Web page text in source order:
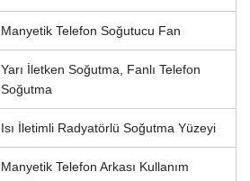
Manyetik Telefon Soğutucu Fan
Yarı İletken Soğutma, Fanlı Telefon
Soğutma
Isı İletimli Radyatörlü Soğutma Yüzeyi
Manyetik Telefon Arkası Kullanım